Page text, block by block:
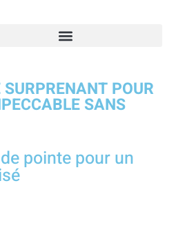
POUR
SANS
pointe pour un